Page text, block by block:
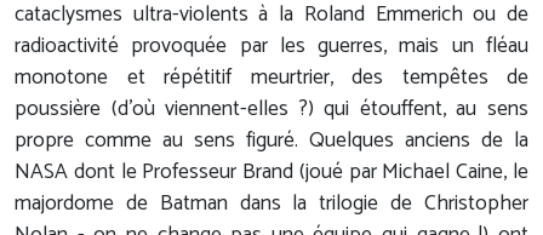
cataclysmes ultra-violents à la Roland Emmerich ou de
radioactivité provoquée par les guerres, mais un fléau
monotone et répétitif meurtrier, des tempêtes de
poussière (d'où viennent-elles ?) qui étouffent, au sens
propre comme au sens figuré. Quelques anciens de la
NASA dont le Professeur Brand (joué par Michael Caine, le
majordome de Batman dans la trilogie de Christopher